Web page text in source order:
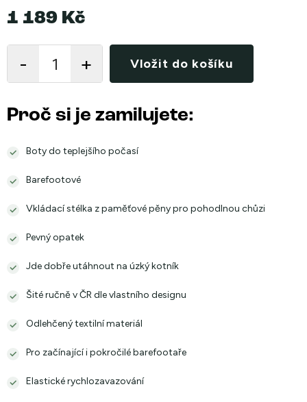
1 189 Kč
cena:
Vložit do košíku
Proč si je zamilujete:
Boty do teplejšího počasí
Barefootové
Vkládací stélka z paměťové pěny pro pohodlnou chůzi
Pevný opatek
Jde dobře utáhnout na úzký kotník
Šité ručně v ČR dle vlastního designu
Odlehčený textilní materiál
Pro začínající i pokročilé barefootaře
Elastické rychlozavazování